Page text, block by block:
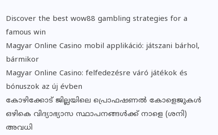
Discover the best wow88 gambling strategies for a
famous win
Magyar Online Casino mobil applikáció: játszani bárhol,
bármikor
Magyar Online Casino: felfedezésre váró játékok és
bónuszok az új évben
കോഴിക്കോട് ജില്ലയിലെ പ്രൊഫഷണൽ കോളെജുകൾ
ഒഴികെ വിദ്യാഭ്യാസ സ്ഥാപനങ്ങൾക്ക് നാളെ (ശനി)
അവധി